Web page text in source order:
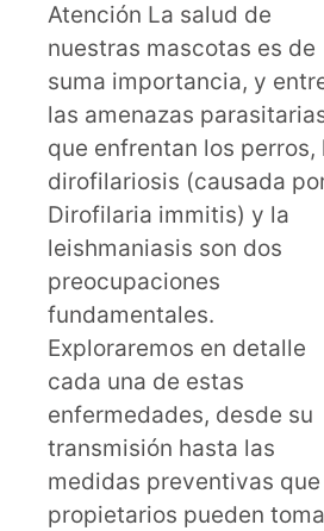
Atención La salud de
nuestras mascotas es de
suma importancia, y
las amenazas
que enfrentan los perros,
dirofilariosis (causada
Dirofilaria immitis) y la
leishmaniasis son dos
preocupaciones
fundamentales.
Exploraremos en detalle
cada una de estas
enfermedades, desde su
transmisión hasta las
medidas preventivas que
propietarios pueden